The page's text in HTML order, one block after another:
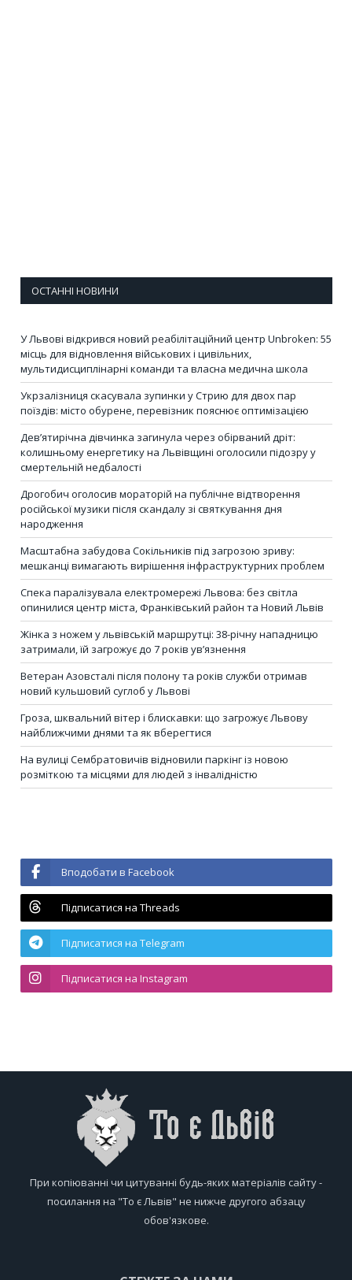
ОСТАННІ НОВИНИ
У Львові відкрився новий реабілітаційний центр Unbroken: 55
місць для відновлення військових і цивільних,
мультидисциплінарні команди та власна медична школа
Укрзалізниця скасувала зупинки у Стрию для двох пар
поїздів: місто обурене, перевізник пояснює оптимізацією
Дев’ятирічна дівчинка загинула через обірваний дріт:
колишньому енергетику на Львівщині оголосили підозру у
смертельній недбалості
Дрогобич оголосив мораторій на публічне відтворення
російської музики після скандалу зі святкування дня
народження
Масштабна забудова Сокільників під загрозою зриву:
мешканці вимагають вирішення інфраструктурних проблем
Спека паралізувала електромережі Львова: без світла
опинилися центр міста, Франківський район та Новий Львів
Жінка з ножем у львівській маршрутці: 38-річну нападницю
затримали, їй загрожує до 7 років ув’язнення
Ветеран Азовсталі після полону та років служби отримав
новий кульшовий суглоб у Львові
Гроза, шквальний вітер і блискавки: що загрожує Львову
найближчими днями та як вберегтися
На вулиці Сембратовичів відновили паркінг із новою
розміткою та місцями для людей з інвалідністю
Вподобати в Facebook
Підписатися на Threads
Підписатися на Telegram
Підписатися на Instagram
При копіюванні чи цитуванні будь-яких матеріалів сайту -
посилання на "То є Львів" не нижче другого абзацу
обов'язкове.